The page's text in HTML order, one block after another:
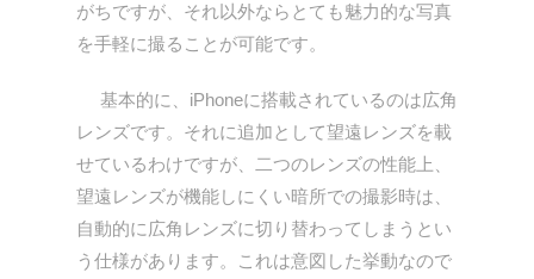
がちですが、それ以外ならとても魅力的な写真
を手軽に撮ることが可能です。
基本的に、iPhoneに搭載されているのは広角
レンズです。それに追加として望遠レンズを載
せているわけですが、二つのレンズの性能上、
望遠レンズが機能しにくい暗所での撮影時は、
自動的に広角レンズに切り替わってしまうとい
う仕様があります。これは意図した挙動なので